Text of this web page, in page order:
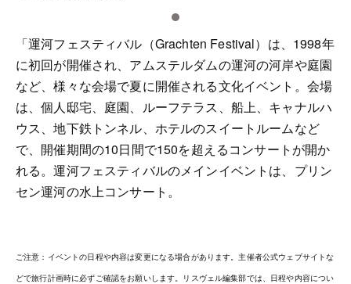
「運河フェスティバル（Grachten Festival）は、1998年
に初回が開催され、アムステルダムの運河の河岸や庭園
など、様々な会場で夏に開催される文化イベント。会場
は、個人邸宅、庭園、ルーフテラス、船上、キャナルハ
ウス、地下鉄トンネル、ホテルのスイートルームなど
で、開催期間の10日間で150を超えるコンサートが開か
れる。運河フェスティバルのメインイベントは、プリン
セン運河の水上コンサート。
ご注意：イベントの日程や内容は変更になる場合があります。主催者公式ウェブサイトな
どで旅行計画時に必ずご確認をお願いします。リスヴェル編集部では、日程や内容につい